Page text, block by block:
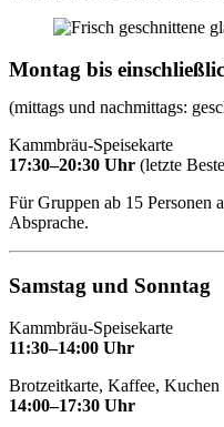
Montag bis
(mittags und nachmittags:
Kammbräu-Speisekarte
17:30–20:30 Uhr (letzte
Für Gruppen ab 15 Personen
Absprache.
Samstag und Sonntag
Kammbräu-Speisekarte
11:30–14:00 Uhr
Brotzeitkarte, Kaffee, Kuchen
14:00–17:30 Uhr